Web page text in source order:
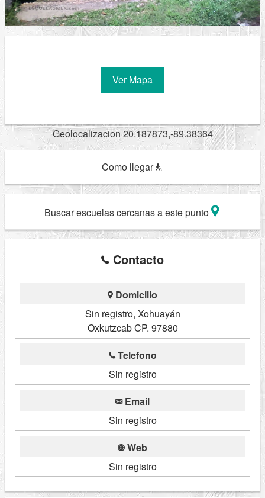
Ver Mapa
Geolocalizacion 20.187873,-89.38364
Como llegar
Buscar escuelas cercanas a este punto
Contacto
Domicilio
Sin registro, Xohuayán
Oxkutzcab CP. 97880
Telefono
Sin registro
Email
Sin registro
Web
Sin registro